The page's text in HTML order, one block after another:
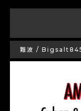
難波 /